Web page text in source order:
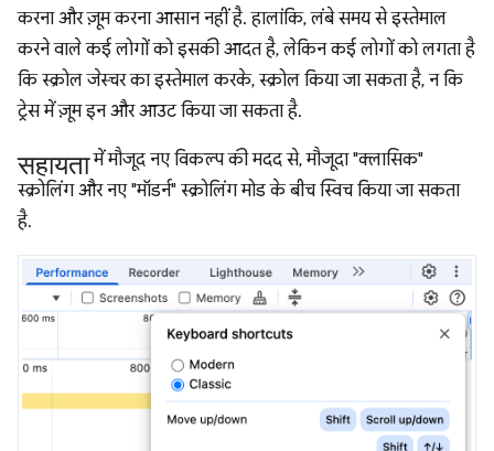
करना और ज़ूम करना आसान नहीं है. हालांकि, लंबे समय से इस्तेमाल
करने वाले कई लोगों को इसकी आदत है, लेकिन कई लोगों को लगता है
कि स्क्रोल जेस्चर का इस्तेमाल करके, स्क्रोल किया जा सकता है, न कि
ट्रेस में ज़ूम इन और आउट किया जा सकता है.
सहायतामें मौजूद नए विकल्प की मदद से, मौजूदा "क्लासिक"
स्क्रोलिंग और नए "मॉडर्न" स्क्रोलिंग मोड के बीच स्विच किया जा सकता
है.